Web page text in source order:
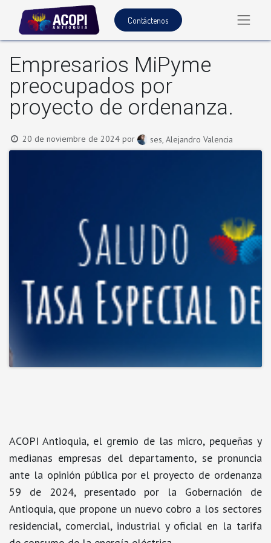
Contáctenos
Empresarios MiPyme
preocupados por
proyecto de ordenanza.
20 de noviembre de 2024 por ses, Alejandro Valencia
ACOPI Antioquia, el gremio de las micro, pequeñas y
medianas empresas del departamento, se pronuncia
ante la opinión pública por el proyecto de ordenanza
59 de 2024, presentado por la Gobernación de
Antioquia, que propone un nuevo cobro a los sectores
residencial, comercial, industrial y oficial en la tarifa